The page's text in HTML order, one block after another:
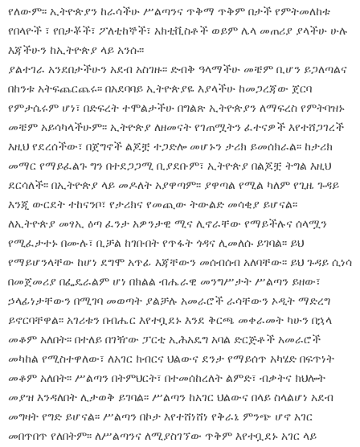
የለውም፡፡ ኢትዮጵያን ከራሳችሁ ሥልጣንና ጥቅማ ጥቅም በታች የምትመለከቱ
የበላዮች ፣ የበታቾች፣ ፖለቲከኞች፣ አክቲቪስቶች ወይም ሌላ መጠሪያ ያላችሁ ሁሉ
እጃችሁን ከኢትዮጵያ ላይ አንሱ፡፡
ያልተገራ አንደበታችሁን አደብ አስገዙ፡፡ ድብቅ ዓላማችሁ መቼም ቢሆን ይጋለጣልና
በከንቱ አትፍጨርጨሩ፡፡ በአደባባይ ኢትዮጵያዬ እያላችሁ ከመጋረጃው ጀርባ
የምታሴሩም ሆነ፣ በድፍረት ተሞልታችሁ በግልጽ ኢትዮጵያን ለማፍረስ የምትባዝኑ
መቼም አይሳካላችሁም፡፡ ኢትዮጵያ ለዘመናት የገጠሟትን ፈተናዎች እየተሸጋገረች
እዚህ የደረሰችው፣ በጀግኖች ልጆቿ ተጋድሎ መሆኑን ታሪክ ይመሰክራል፡፡ ከታሪክ
መማር የማይፈልጉ ግን በተደጋጋሚ ቢያደቡም፣ ኢትዮጵያ በልጆቿ ትግል እዚህ
ደርሳለች፡፡ በኢትዮጵያ ላይ መዶለት አያዋጣም፡፡ ያዋጣል የሚል ካለም የጊዜ ጉዳይ
እንጂ ውርደት ተከናንቦ፣ የታሪክና የመጪው ትውልድ መሳቂያ ይሆናል፡፡
ለኢትዮጵያ መፃኢ ዕጣ ፈንታ አዎንታዊ ሚና ሊኖራቸው የማይችሉና ሰላሟን
የሚፈታተኑ በሙሉ፣ ቢቻል ከገቡበት የጥፋት ጎዳና ሊመለሱ ይገባል፡፡ ይህ
የማይሆንላቸው ከሆነ ደግሞ አጥፊ እጃቸውን መሰብሰብ አለባቸው፡፡ ይህ ጉዳይ ሲነሳ
በመጀመሪያ በፌዴራልም ሆነ በክልል ብሔራዊ መንግሥታት ሥልጣን ይዘው፣
ኃላፊነታቸውን በሚገባ መወጣት ያልቻሉ አመራሮች ራሳቸውን ኦዲት ማድረግ
ይኖርባቸዋል፡፡ አገሪቱን በብሔር እየተቧደኑ እንደ ቅርጫ መቀራመት ካሁን በኋላ
መቆም አለበት፡፡ በተለይ በገዥው ፓርቲ ኢሕአዴግ አባል ድርጅቶች አመራሮች
መካከል የሚስተዋለው፣ ለአገር ክብርና ህልውና ደንታ የማይሰጥ አካሄድ በፍጥነት
መቆም አለበት፡፡ ሥልጣን በትምህርት፣ በተመሰከረለት ልምድ፣ ብቃትና ክህሎት
መያዝ እንዳለበት ሊታወቅ ይገባል፡፡ ሥልጣን ከአገር ህልውና በላይ ስላልሆነ አደብ
መግዛት የግድ ይሆናል፡፡ ሥልጣን በኮታ እየተሸነሸነ የቅራኔ ምንጭ ሆኖ አገር
መበጥበጥ የለበትም፡፡ ለሥልጣንና ለሚያስገኘው ጥቅም እየተቧደኑ አገር ላይ